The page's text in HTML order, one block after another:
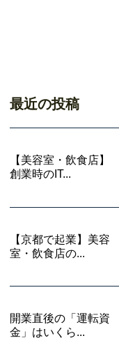
最近の投稿
【美容室・飲食店】
創業時のIT...
【京都で起業】美容
室・飲食店の...
開業直後の「運転資
金」はいくら...